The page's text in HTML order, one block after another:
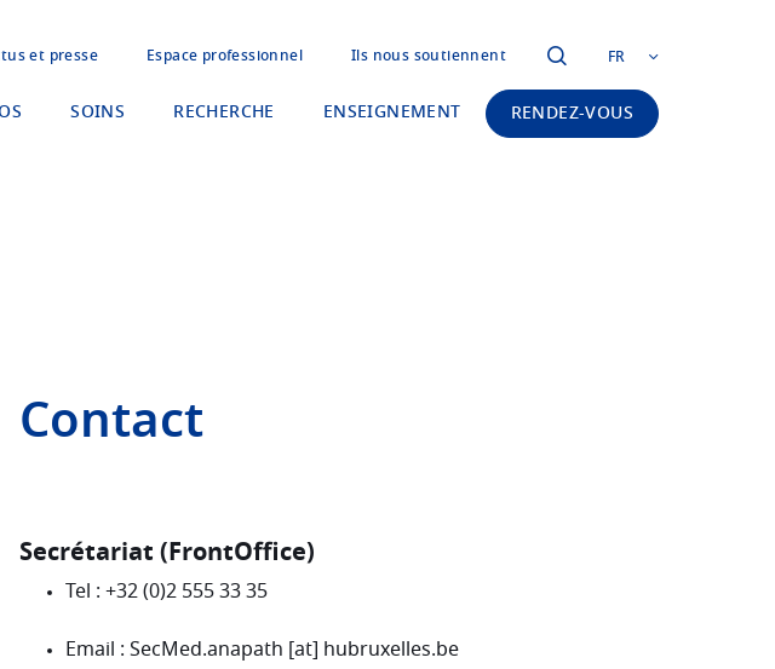
et presse Espace professionnel Ils nous soutiennent FR
SOINS RECHERCHE ENSEIGNEMENT RENDEZ-VOUS
Contact
Secrétariat (FrontOffice)
Tel : +32 (0)2 555 33 35
Email : SecMed.anapath [at] hubruxelles.be